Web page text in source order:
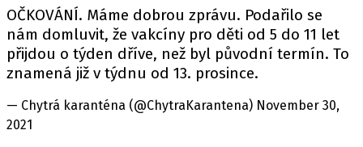
OČKOVÁNÍ. Máme dobrou zprávu. Podařilo se
nám domluvit, že vakcíny pro děti od 5 do 11 let
přijdou o týden dříve, než byl původní termín. To
znamená již v týdnu od 13. prosince.
— Chytrá karanténa (@ChytraKarantena) November 30,
2021